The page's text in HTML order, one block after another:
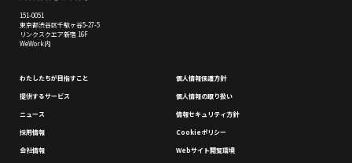
151-0051
東京都渋谷区千駄ヶ谷5-27-5
リンクスクエア新宿 16F
WeWork内
わたしたちが⽬指すこと
提供するサービス
ニュース
採⽤情報
会社情報
個⼈情報保護⽅針
個⼈情報の取り扱い
情報セキュリティ⽅針
Cookieポリシー
Webサイト閲覧環境